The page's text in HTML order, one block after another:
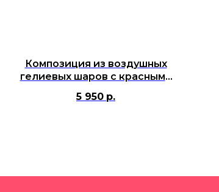
Композиция из воздушных
гелиевых шаров с красными
большим стеклянным шаром
5 950 р.